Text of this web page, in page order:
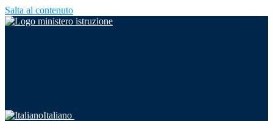
Salta al contenuto
Italiano